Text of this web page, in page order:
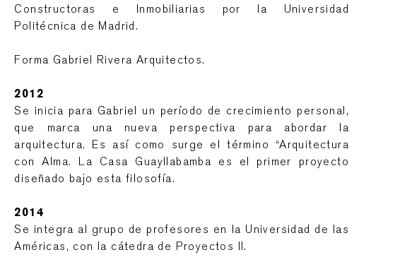
Constructoras e Inmobiliarias por la Universidad
Politécnica de Madrid.
Forma Gabriel Rivera Arquitectos.
2012
Se inicia para Gabriel un período de crecimiento personal,
que marca una nueva perspectiva para abordar la
arquitectura. Es así como surge el término “Arquitectura
con Alma. La Casa Guayllabamba es el primer proyecto
diseñado bajo esta filosofía.
2014
Se integra al grupo de profesores en la Universidad de las
Américas, con la cátedra de Proyectos II.